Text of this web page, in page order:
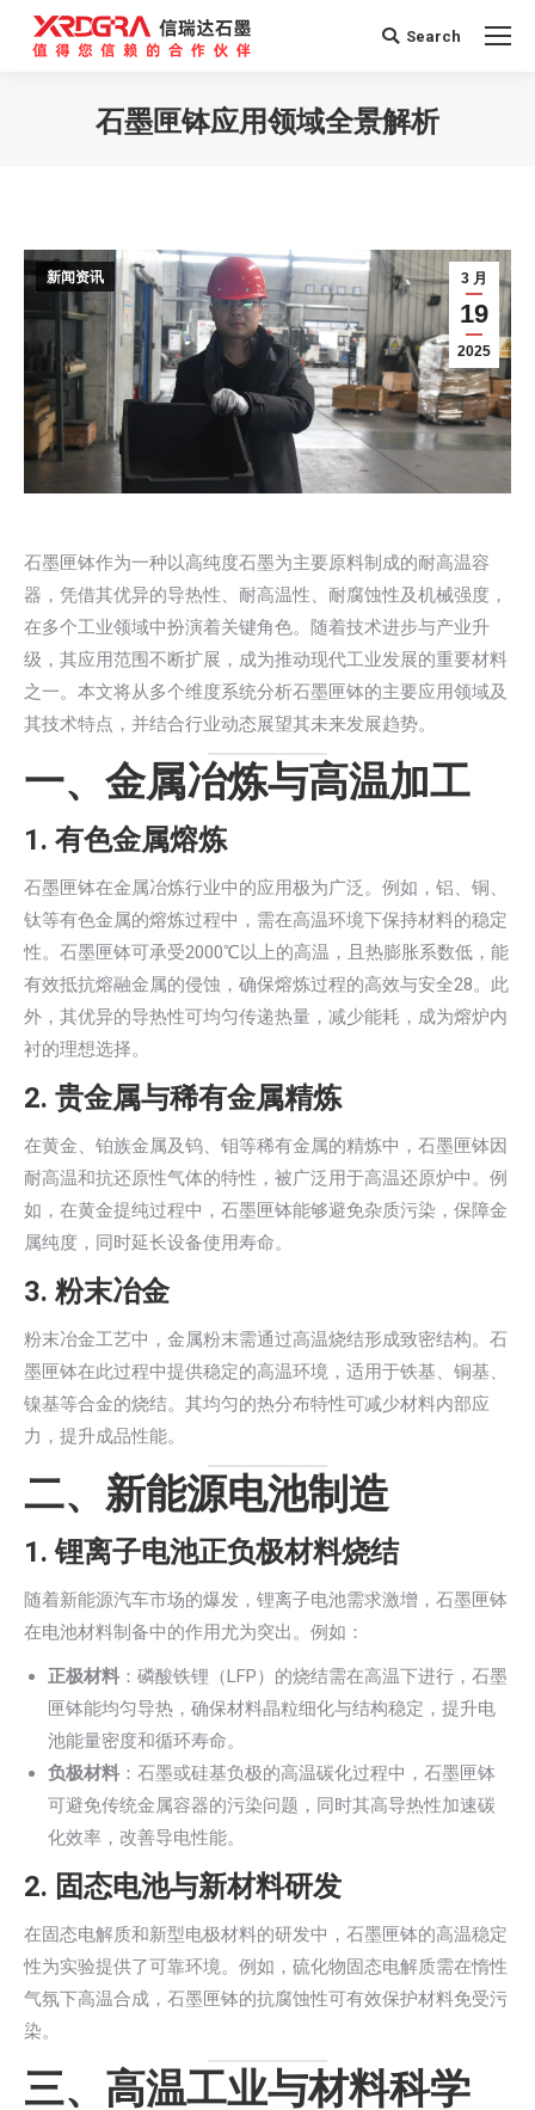
Search:
Search
石墨匣钵应用领域全景解析
3 月
19
2025
新闻资讯
石墨匣钵作为一种以高纯度石墨为主要原料制成的耐高温容
器，凭借其优异的导热性、耐高温性、耐腐蚀性及机械强度，
在多个工业领域中扮演着关键角色。随着技术进步与产业升
级，其应用范围不断扩展，成为推动现代工业发展的重要材料
之一。本文将从多个维度系统分析石墨匣钵的主要应用领域及
其技术特点，并结合行业动态展望其未来发展趋势。
一、金属冶炼与高温加工
1. 有色金属熔炼
石墨匣钵在金属冶炼行业中的应用极为广泛。例如，铝、铜、
钛等有色金属的熔炼过程中，需在高温环境下保持材料的稳定
性。石墨匣钵可承受2000℃以上的高温，且热膨胀系数低，能
有效抵抗熔融金属的侵蚀，确保熔炼过程的高效与安全28。此
外，其优异的导热性可均匀传递热量，减少能耗，成为熔炉内
衬的理想选择。
2. 贵金属与稀有金属精炼
在黄金、铂族金属及钨、钼等稀有金属的精炼中，石墨匣钵因
耐高温和抗还原性气体的特性，被广泛用于高温还原炉中。例
如，在黄金提纯过程中，石墨匣钵能够避免杂质污染，保障金
属纯度，同时延长设备使用寿命。
3. 粉末冶金
粉末冶金工艺中，金属粉末需通过高温烧结形成致密结构。石
墨匣钵在此过程中提供稳定的高温环境，适用于铁基、铜基、
镍基等合金的烧结。其均匀的热分布特性可减少材料内部应
力，提升成品性能。
二、新能源电池制造
1.锂离子电池正负极材料烧结
随着新能源汽车市场的爆发，锂离子电池需求激增，石墨匣钵
在电池材料制备中的作用尤为突出。例如：
正极材料 ：磷酸铁锂（LFP）的烧结需在高温下进行，石墨
匣钵能均匀导热，确保材料晶粒细化与结构稳定，提升电
池能量密度和循环寿命。
负极材料 ：石墨或硅基负极的高温碳化过程中，石墨匣钵
可避免传统金属容器的污染问题，同时其高导热性加速碳
化效率，改善导电性能。
2. 固态电池与新材料研发
在固态电解质和新型电极材料的研发中，石墨匣钵的高温稳定
性为实验提供了可靠环境。例如，硫化物固态电解质需在惰性
气氛下高温合成，石墨匣钵的抗腐蚀性可有效保护材料免受污
染。
三、高温工业与材料科学